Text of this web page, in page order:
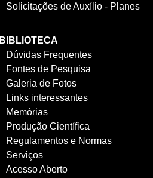
Solicitações de Auxílio - Planes
BIBLIOTECA
Dúvidas Frequentes
Fontes de Pesquisa
Galeria de Fotos
Links interessantes
Memórias
Produção Científica
Regulamentos e Normas
Serviços
Acesso Aberto